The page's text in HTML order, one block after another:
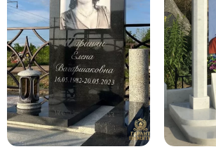
Скульптуры в полный
Скульптуры "Ангел"
Барельефы
Кресты
Голуби
Распятие